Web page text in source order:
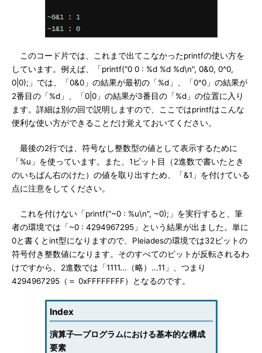
~0&1 :
1
~1&1 : 0
このコード片では、これまで出てこなかったprintfの使い方を
しています。例えば、「printf("0 0 : %d %d %d\n", 0&0, 0^0,
0|0);」では、「0&0」の結果が最初の「%d」、「0^0」の結果が
2番目の「%d」、「0|0」の結果が3番目の「%d」の位置に入り
ます。詳細は別の回で説明しますので、ここではprintfはこんな
便利な使い方ができることだけ覚えておいてください。
最後の2行では、符号なし整数型の値として表示するために
「%u」を使っています。また、1ビット目（2進数で書いたとき
のいちばん右のけた）の値を取り出すため、「&1」を付けている
点に注意をしてください。
これを付けない「printf("~0 : %u\n", ~0);」を実行すると、筆
者の環境では「~0 : 4294967295」という結果が出ました。単に
0と書くとint型になりますので、Pleiadesの環境では32ビットの
符号付き整数値になります。そのすべてのビットが反転されるわ
けですから、2進数では「1111...（略）...11」、つまり
4294967295（＝ 0xFFFFFFFF）となるのです。
Index
演算子―プログラムにおける基本的な構成
要素